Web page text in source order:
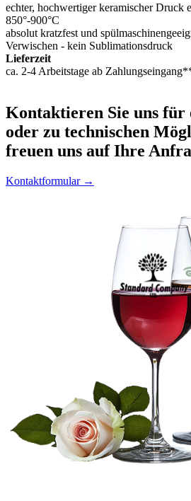
echter, hochwertiger keramischer Druck
850°-900°C
absolut kratzfest und
Verwischen - kein Sublimationsdruck
Lieferzeit
ca. 2-4 Arbeitstage ab
Kontaktieren Sie uns für
oder zu technischen
freuen uns auf Ihre
Kontaktformular →